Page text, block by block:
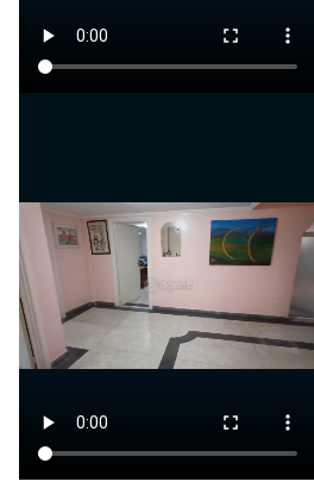
Appartement séparé :
- Suite parentale avec dressing
Sous-sol :
- Deux débarras pratiques
- Cuisine supplémentaire
- Trois chambres à coucher
- Salle de bain
- Espace bien-être avec
De plus, un espace de